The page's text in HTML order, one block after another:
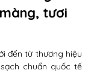
tươi
đến từ thương hiệu
chuẩn quốc tế